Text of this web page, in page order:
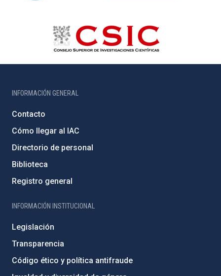
INFORMACIÓN GENERAL
Contacto
Cómo llegar al IAC
Directorio de personal
Biblioteca
Registro general
INFORMACIÓN INSTITUCIONAL
Legislación
Transparencia
Código ético y política antifraude